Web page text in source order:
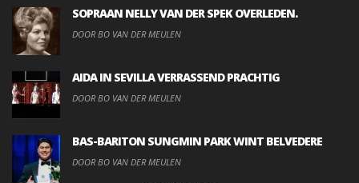
SOPRAAN NELLY VAN DER SPEK OVERLEDEN.
DOOR BO VAN DER MEULEN
AIDA IN SEVILLA VERRASSEND PRACHTIG
DOOR BO VAN DER MEULEN
BAS-BARITON SUNGMIN PARK WINT BELVEDERE
DOOR BO VAN DER MEULEN